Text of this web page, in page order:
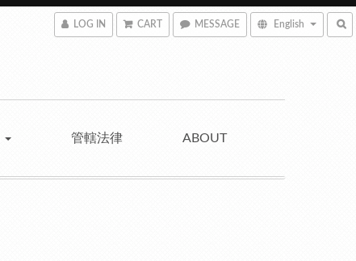
LOG IN CART MESSAGE English
管轄法律 ABOUT